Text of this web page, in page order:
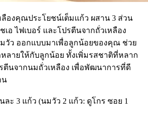
องคุณประโยชน์เต็มแก้ว ผสาน 3 ส่วน
เอ ไฟเบอร์ และโปรตีนจากถั่วเหลือง
วัว ออกแบบมาเพื่อลูกน้อยของคุณ ช่วย
ลายให้กับลูกน้อย ทั้งเพิ่มรสชาติที่หลาก
ตีนจากนมถั่วเหลือง เพื่อพัฒนาการที่ดี
น
ะ 3 แก้ว (นมวัว 2 แก้ว: ดูโกร ซอย 1